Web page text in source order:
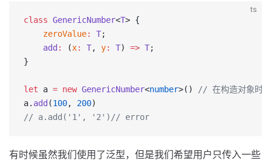
ts
class GenericNumber<T> {
    zeroValue
: T;
    add
: (x: T, y: T) => T;
}
let a = new GenericNumber<number>()
// 在构造对象时
a. add (100, 200)
// a.add('1', '2')// error
有时候虽然我们使用了泛型，但是我们希望用户只传入一些